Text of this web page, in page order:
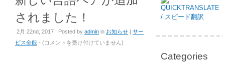
されました！
2月 22nd, 2017 | Posted by admin in お知らせ | サー
ビス全般 - (新コメントを受け付けていません)
Categories